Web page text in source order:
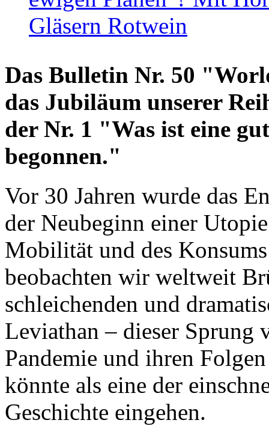
Gläsern Rotwein
Das Bulletin Nr. 50
das Jubiläum unserer
der Nr. 1 "Was ist eine
begonnen."
Vor 30 Jahren wurde das
der Neubeginn einer
Mobilität und des
beobachten wir weltweit
schleichenden und
Leviathan – dieser Sprung
Pandemie und ihren
könnte als eine der
Geschichte eingehen.